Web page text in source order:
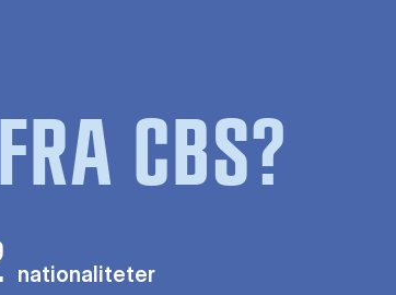
CBS?
nationaliteter